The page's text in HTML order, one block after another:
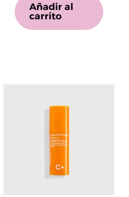
Añadir al
carrito